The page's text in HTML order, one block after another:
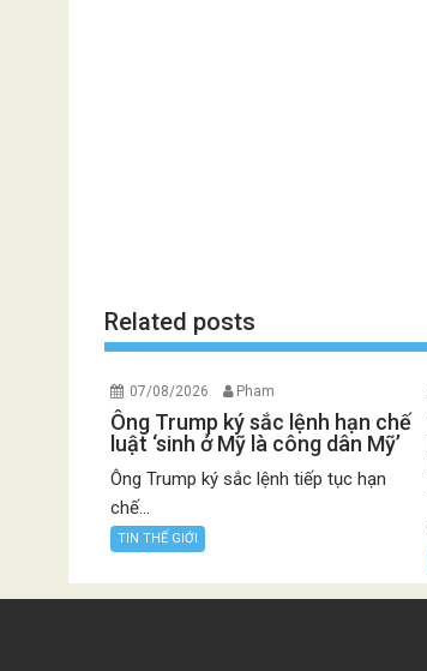
Related posts
07/08/2026 Pham
Ông Trump ký sắc lệnh hạn chế
luật ‘sinh ở Mỹ là công dân Mỹ’
Ông Trump ký sắc lệnh tiếp tục hạn
chế...
TIN THẾ GIỚI